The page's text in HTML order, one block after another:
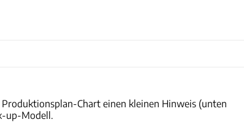
Chart einen kleinen Hinweis (unten
up-Modell.